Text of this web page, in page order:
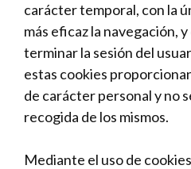
carácter temporal, con la
más eficaz la navegación,
terminar la sesión del
estas cookies
de carácter personal y no
recogida de los mismos.
Mediante el uso de